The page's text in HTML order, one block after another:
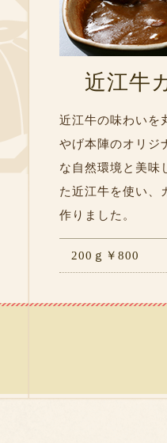
近江牛
近江牛の味わいを
やげ本陣のオリジ
な自然環境と美味
た近江牛を使い、
作りました。
200ｇ￥800